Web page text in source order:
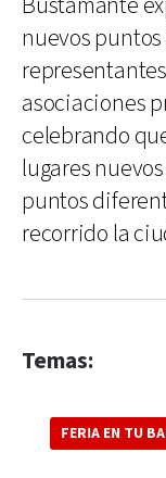
nuevos
asociaciones
celebrando
lugares
puntos
recorrido la
Temas:
FERIA EN TU